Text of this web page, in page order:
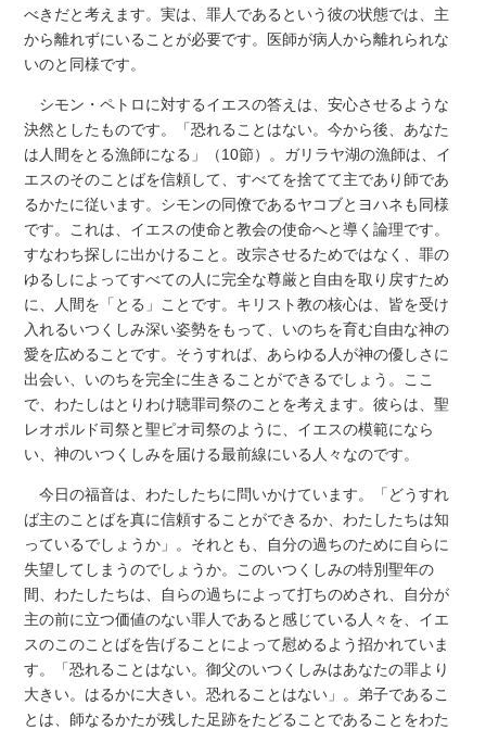
べきだと考えます。実は、罪人であるという彼の状態では、主
から離れずにいることが必要です。医師が病人から離れられな
いのと同様です。
シモン・ペトロに対するイエスの答えは、安心させるような
決然としたものです。「恐れることはない。今から後、あなた
は人間をとる漁師になる」（10節）。ガリラヤ湖の漁師は、イ
エスのそのことばを信頼して、すべてを捨てて主であり師であ
るかたに従います。シモンの同僚であるヤコブとヨハネも同様
です。これは、イエスの使命と教会の使命へと導く論理です。
すなわち探しに出かけること。改宗させるためではなく、罪の
ゆるしによってすべての人に完全な尊厳と自由を取り戻すため
に、人間を「とる」ことです。キリスト教の核心は、皆を受け
入れるいつくしみ深い姿勢をもって、いのちを育む自由な神の
愛を広めることです。そうすれば、あらゆる人が神の優しさに
出会い、いのちを完全に生きることができるでしょう。ここ
で、わたしはとりわけ聴罪司祭のことを考えます。彼らは、聖
レオポルド司祭と聖ピオ司祭のように、イエスの模範になら
い、神のいつくしみを届ける最前線にいる人々なのです。
今日の福音は、わたしたちに問いかけています。「どうすれ
ば主のことばを真に信頼することができるか、わたしたちは知
っているでしょうか」。それとも、自分の過ちのために自らに
失望してしまうのでしょうか。このいつくしみの特別聖年の
間、わたしたちは、自らの過ちによって打ちのめされ、自分が
主の前に立つ価値のない罪人であると感じている人々を、イエ
スのこのことばを告げることによって慰めるよう招かれていま
す。「恐れることはない。御父のいつくしみはあなたの罪より
大きい。はるかに大きい。恐れることはない」。弟子であるこ
とは、師なるかたが残した足跡をたどることであることをわた